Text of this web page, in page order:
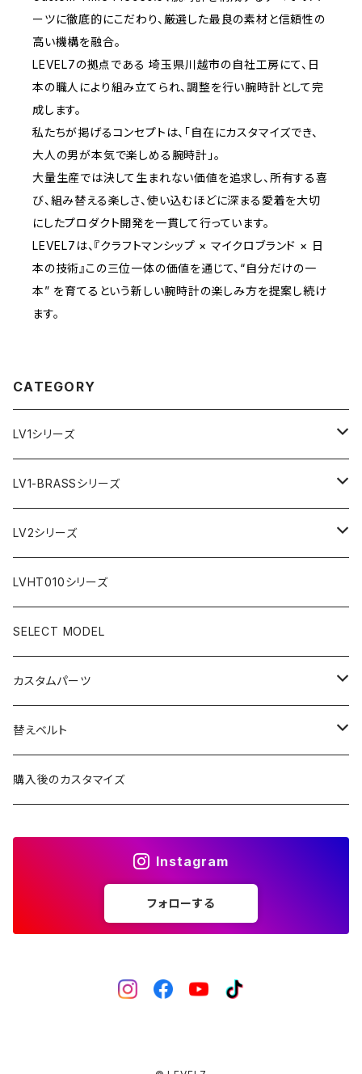
ーツに徹底的にこだわり、厳選した最良の素材と信頼性の
高い機構を融合。
LEVEL7の拠点である 埼玉県川越市の自社工房にて、日
本の職人により組み立てられ、調整を行い腕時計として完
成します。
私たちが掲げるコンセプトは、「自在にカスタマイズでき、
大人の男が本気で楽しめる腕時計」。
大量生産では決して生まれない価値を追求し、所有する喜
び、組み替える楽しさ、使い込むほどに深まる愛着を大切
にしたプロダクト開発を一貫して行っています。
LEVEL7は、『クラフトマンシップ × マイクロブランド × 日
本の技術』この三位一体の価値を通じて、“自分だけの一
本” を育てるという新しい腕時計の楽しみ方を提案し続け
ます。
CATEGORY
LV1シリーズ
AR文字盤
フラット型ベゼル
スロープ型ベゼル
C1文字盤
C3文字盤
C3S文字盤
X1文字盤
1ST文字盤
2ND文字盤
LV1-BRASSシリーズ
AR文字盤
C3S文字盤
2ND文字盤
LV2シリーズ
AR文字盤
C1文字盤
C3S文字盤
X1文字盤
1ST文字盤
LVHT010シリーズ
SELECT MODEL
カスタムパーツ
ケース/ケースバック
CROWN（リューズ）
替えベルト
レザーベルト
一点モノ-即納（ハンドメイド）
購入後のカスタマイズ
Instagram
フォローする